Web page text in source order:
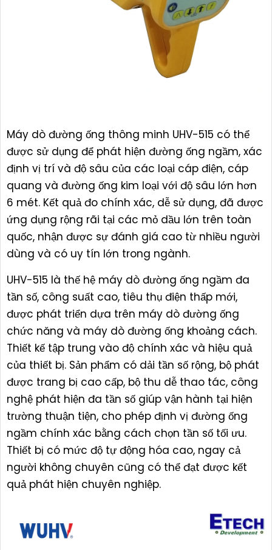
Máy dò đường ống thông minh UHV-515 có thể
được sử dụng để phát hiện đường ống ngầm, xác
định vị trí và độ sâu của các loại cáp điện, cáp
quang và đường ống kim loại với độ sâu lớn hơn
6 mét. Kết quả đo chính xác, dễ sử dụng, đã được
ứng dụng rộng rãi tại các mỏ dầu lớn trên toàn
quốc, nhận được sự đánh giá cao từ nhiều người
dùng và có uy tín lớn trong ngành.
UHV-515 là thế hệ máy dò đường ống ngầm đa
tần số, công suất cao, tiêu thụ điện thấp mới,
được phát triển dựa trên máy dò đường ống
chức năng và máy dò đường ống khoảng cách.
Thiết kế tập trung vào độ chính xác và hiệu quả
của thiết bị. Sản phẩm có dải tần số rộng, bộ phát
được trang bị cao cấp, bộ thu dễ thao tác, công
nghệ phát hiện đa tần số giúp vận hành tại hiện
trường thuận tiện, cho phép định vị đường ống
ngầm chính xác bằng cách chọn tần số tối ưu.
Thiết bị có mức độ tự động hóa cao, ngay cả
người không chuyên cũng có thể đạt được kết
quả phát hiện chuyên nghiệp.